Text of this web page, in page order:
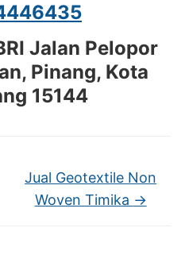
Jalan Pelopor
Pinang, Kota
15144
Jual Geotextile Non
Woven Timika →